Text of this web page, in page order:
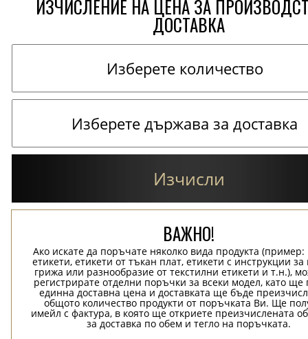
ИЗЧИСЛЕНИЕ НА ЦЕНА ЗА
ДОСТАВКА
Изчисли
ВАЖНО!
Ако искате да поръчате няколко вида продукта
етикети, етикети от тъкан плат, етикети с инструкции
грижа или разнообразие от текстилни етикети и т.н.),
регистрирате отделни поръчки за всеки модел, като ще
единна доставна цена и доставката ще бъде
общото количество продукти от поръчката Ви. Ще
имейл с фактура, в която ще откриете преизчислената
за доставка по обем и тегло на поръчката.